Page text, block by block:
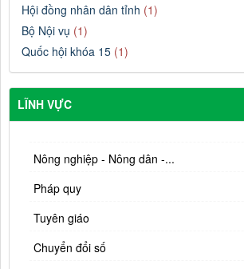
Hội đồng nhân dân tỉnh (1)
Bộ Nội vụ (1)
Quốc hội khóa 15 (1)
LĨNH VỰC
Nông nghiệp - Nông dân -...
Pháp quy
Tuyên giáo
Chuyển đổi số